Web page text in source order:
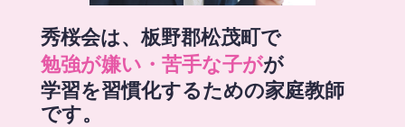
秀桜会は、板野郡松茂町で
勉強が嫌い・苦手な子がが
学習を習慣化するための家庭教師
です。